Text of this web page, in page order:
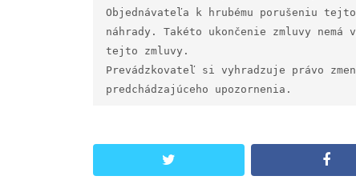
Objednávateľa k hrubému porušeniu
náhrady. Takéto ukončenie zmluvy
tejto zmluvy.
Prevádzkovateľ si vyhradzuje právo
predchádzajúceho upozornenia.
twitter